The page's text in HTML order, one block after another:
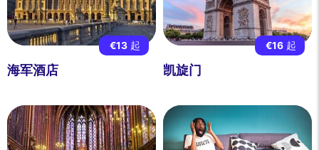
€13 起
海军酒店
€16起
凯旋门